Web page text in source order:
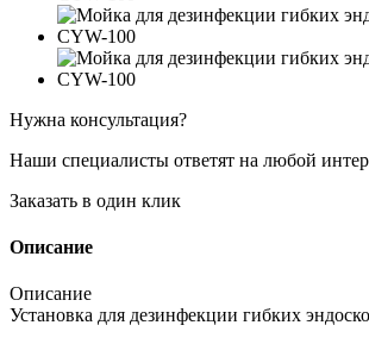
Нужна консультация?
Наши специалисты ответят на любой
Заказать в один клик
Описание
Описание
Установка для дезинфекции гибких